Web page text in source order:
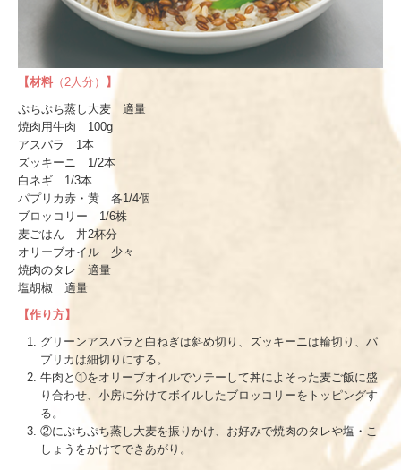
【材料 （2人分）
】
ぷちぷち蒸し大麦 適量
焼肉用牛肉 100g
アスパラ 1本
ズッキーニ 1/2本
白ネギ 1/3本
パプリカ赤・黄 各1/4個
ブロッコリー 1/6株
麦ごはん 丼2杯分
オリーブオイル 少々
焼肉のタレ 適量
塩胡椒 適量
【作り方】
グリーンアスパラと白ねぎは斜め切り、ズッキーニは輪切り、パ
プリカは細切りにする。
牛肉と①をオリーブオイルでソテーして丼によそった麦ご飯に盛
り合わせ、小房に分けてボイルしたブロッコリーをトッピングす
る。
②にぷちぷち蒸し大麦を振りかけ、お好みで焼肉のタレや塩・こ
しょうをかけてできあがり。